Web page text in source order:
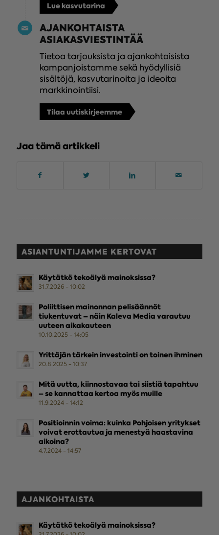
Lue kasvutarina
AJANKOHTAISTA
ASIAKASVIESTINTÄÄ
Tietoa tarjouksista ja ajankohtaisista
kampanjoistamme sekä hyödyllisiä
sisältöjä, kasvutarinoita ja ideoita
markkinointiisi.
Tilaa uutiskirjeemme
Jaa tämä artikkeli
ASIANTUNTIJAMME KERTOVAT
Käytätkö tekoälyä mainoksissa?
31.7.2026 - 10:02
Poliittisen mainonnan pelisäännöt
tiukentuvat – näin Kaleva Media varautuu
uuteen aikakauteen
10.10.2025 - 14:05
Yrittäjän tärkein investointi on toinen ihminen
20.8.2025 - 10:37
Mitä uutta, kiinnostavaa tai siistiä tapahtuu
– se kannattaa kertoa myös muille
11.9.2024 - 14:12
Positioinnin voima: kuinka Pohjoisen yritykset
voivat erottautua ja menestyä haastavina
aikoina?
4.7.2024 - 14:57
AJANKOHTAISTA
Käytätkö tekoälyä mainoksissa?